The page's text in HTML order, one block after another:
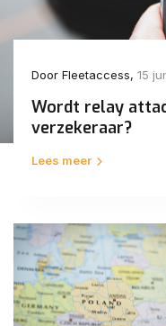
Door Fleetaccess, 15
Wordt relay
verzekeraar?
Lees meer